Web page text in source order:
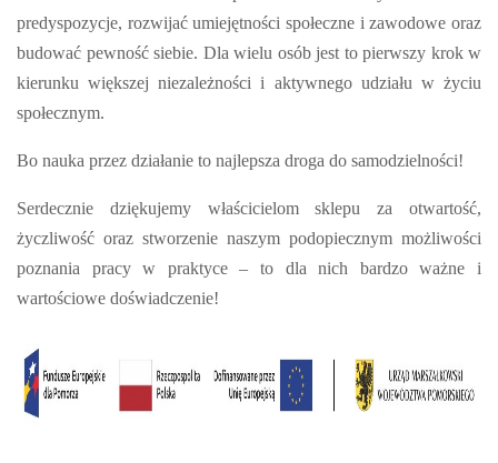
predyspozycje, rozwijać umiejętności społeczne i zawodowe oraz
budować pewność siebie. Dla wielu osób jest to pierwszy krok w
kierunku większej niezależności i aktywnego udziału w życiu
społecznym.
Bo nauka przez działanie to najlepsza droga do samodzielności!
Serdecznie dziękujemy właścicielom sklepu za otwartość,
życzliwość oraz stworzenie naszym podopiecznym możliwości
poznania pracy w praktyce – to dla nich bardzo ważne i
wartościowe doświadczenie!